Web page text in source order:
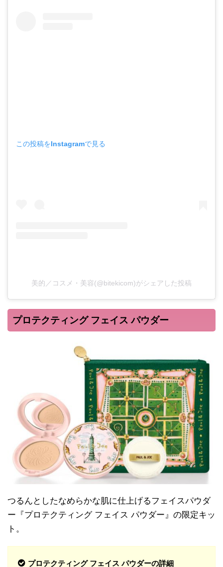
この投稿をInstagramで見る
美的／コスメ・美容(@bitekicom)がシェアした投稿
プロテクティング フェイス パウダー
つるんとしたなめらかな肌に仕上げるフェイスパウダ
ー『プロテクティング フェイス パウダー』の限定キッ
ト。
プロテクティング フェイス パウダーの詳細